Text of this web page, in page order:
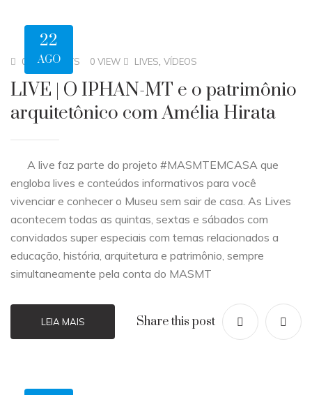
22
AGO
0 COMMENTS 0 VIEW LIVES, VÍDEOS
LIVE | O IPHAN-MT e o patrimônio
arquitetônico com Amélia Hirata
A live faz parte do projeto #MASMTEMCASA que
engloba lives e conteúdos informativos para você
vivenciar e conhecer o Museu sem sair de casa. As Lives
acontecem todas as quintas, sextas e sábados com
convidados super especiais com temas relacionados a
educação, história, arquitetura e patrimônio, sempre
simultaneamente pela conta do MASMT
LEIA MAIS Share this post